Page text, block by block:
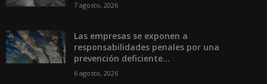
7 agosto, 2026
Las empresas se exponen a
responsabilidades penales por una
prevención deficiente...
6 agosto, 2026